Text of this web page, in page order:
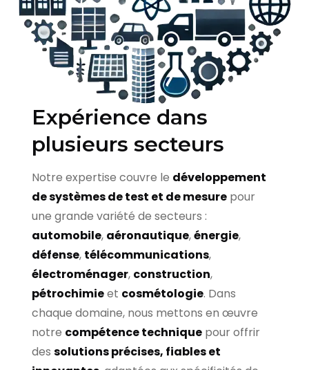
Expérience dans
plusieurs secteurs
Notre expertise couvre le développement
de systèmes de test et de mesurepour
une grande variété de secteurs :
automobile, aéronautique,énergie,
défense, télécommunications,
électroménager, construction,
pétrochimieet cosmétologie. Dans
chaque domaine, nous mettons en œuvre
notre compétence techniquepour offrir
des solutions précises, fiables et